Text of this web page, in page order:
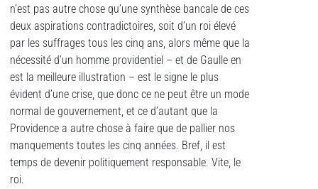
n’est pas autre chose qu’une synthèse bancale de ces
deux aspirations contradictoires, soit d’un roi élevé
par les suffrages tous les cinq ans, alors même que la
nécessité d’un homme providentiel – et de Gaulle en
est la meilleure illustration – est le signe le plus
évident d’une crise, que donc ce ne peut être un mode
normal de gouvernement, et ce d’autant que la
Providence a autre chose à faire que de pallier nos
manquements toutes les cinq années. Bref, il est
temps de devenir politiquement responsable. Vite, le
roi.